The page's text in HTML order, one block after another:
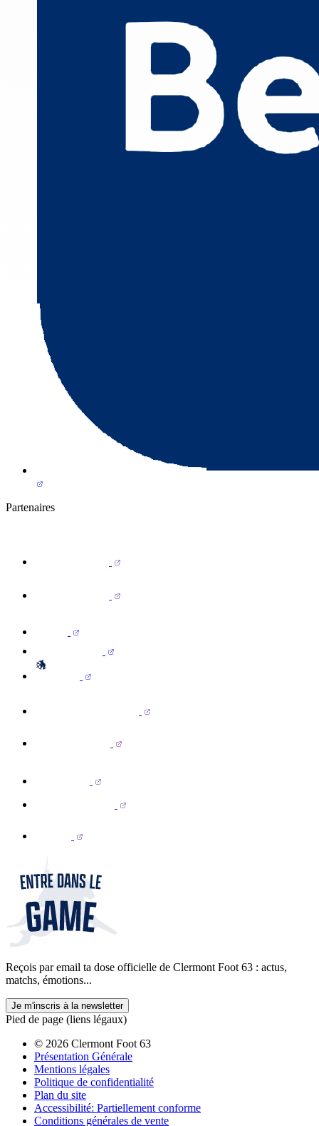
Partenaires
Reçois par email ta dose officielle de Clermont Foot 63 : actus,
matchs, émotions...
Je m'inscris à la newsletter
Pied de page (liens légaux)
© 2026 Clermont Foot 63
Présentation Générale
Mentions légales
Politique de confidentialité
Plan du site
Accessibilité: Partiellement conforme
Conditions générales de vente